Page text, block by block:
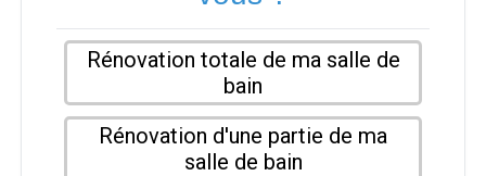
Rénovation totale de ma salle de
bain
Rénovation d'une partie de ma
salle de bain